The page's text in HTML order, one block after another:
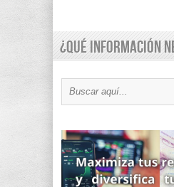
¿Qué información